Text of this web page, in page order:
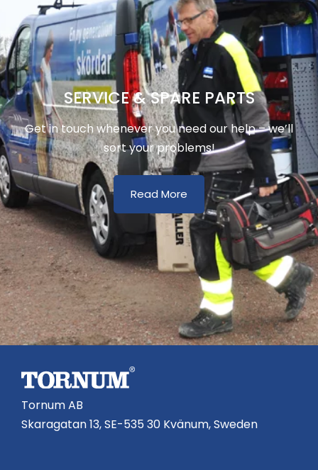
SERVICE & SPARE PARTS
Get in touch whenever you need our help – we’ll
sort your problems!
Read More
Tornum AB
Skaragatan 13, SE-535 30 Kvänum, Sweden